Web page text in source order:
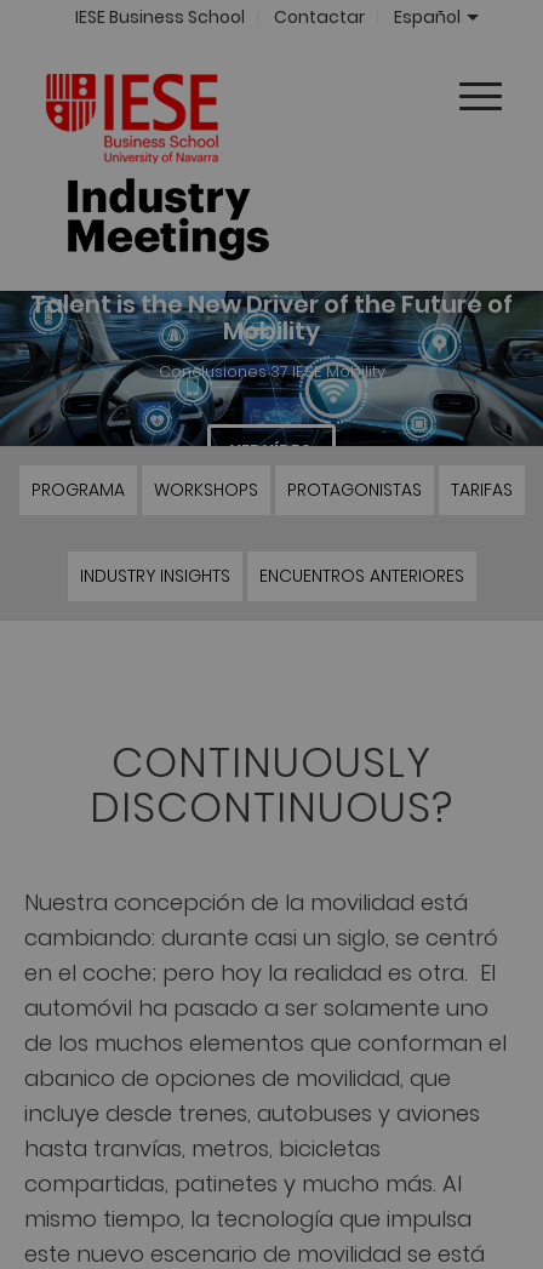
IESE Business School Contactar Español
PROGRAMA WORKSHOPS PROTAGONISTAS TARIFAS
INDUSTRY INSIGHTS ENCUENTROS ANTERIORES
CONTINUOUSLY
DISCONTINUOUS?
Nuestra concepción de la movilidad está
cambiando: durante casi un siglo, se centró
en el coche; pero hoy la realidad es otra. El
automóvil ha pasado a ser solamente uno
de los muchos elementos que conforman el
abanico de opciones de movilidad, que
incluye desde trenes, autobuses y aviones
hasta tranvías, metros, bicicletas
compartidas, patinetes y mucho más. Al
mismo tiempo, la tecnología que impulsa
este nuevo escenario de movilidad se está